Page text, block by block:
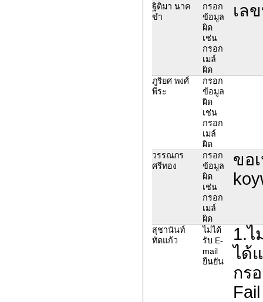
ฐิติมา นาค
ขำ
กรอก
ข้อมูล
ผิด
เช่น
กรอก
เมล์
ผิด
เล
ภูริยศ พงศ์
พีระ
กรอก
ข้อมูล
ผิด
เช่น
กรอก
เมล์
ผิด
วรรณภร
ศรีทอง
กรอก
ข้อมูล
ผิด
เช่น
กรอก
เมล์
ผิด
ขอ
สุชานันท์
ทัดแก้ว
ไม่ได้
รับ E-
mail
ยืนยัน
1.ไ
ได้
กร
Fail